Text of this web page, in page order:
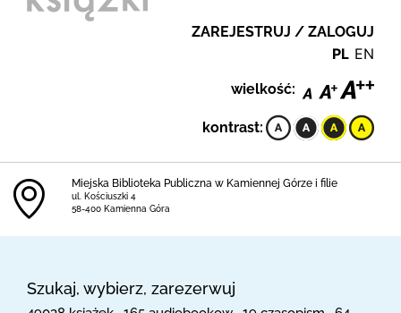
ZAREJESTRUJ / ZALOGUJ
PL EN
wielkość:
kontrast:
Miejska Biblioteka Publiczna w Kamiennej Górze i filie
ul. Kościuszki 4
58-400 Kamienna Góra
Szukaj, wybierz, zarezerwuj